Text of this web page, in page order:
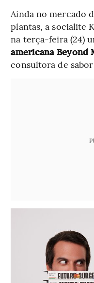
Ainda no mercado
plantas, a socialite
na terça-feira (24)
americana Beyond
consultora de